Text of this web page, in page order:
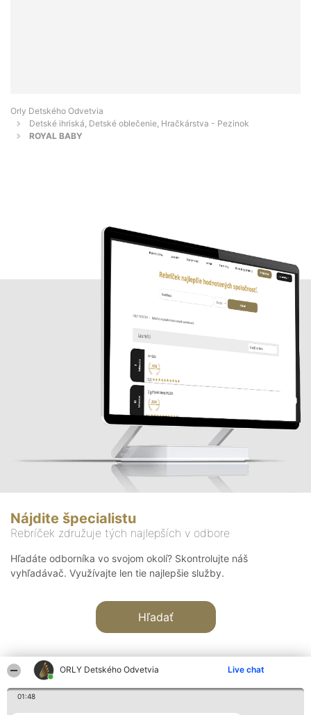
ORLY Detského Odvetvia Live chat
01:48
Orly Detského Odvetvia
Detské ihriská, Detské oblečenie, Hračkárstva - Pezinok
ROYAL BABY
Nájdite špecialistu
Rebríček združuje tých najlepších v odbore
Hľadáte odborníka vo svojom okolí? Skontrolujte náš
vyhľadávač. Využívajte len tie najlepšie služby.
Hľadať